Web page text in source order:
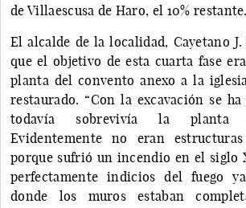
de Villaescusa de Haro, el 10% restante.
El alcalde de la localidad, Cayetano
que el objetivo de esta cuarta fase
planta del convento anexo a la
restaurado. “Con la excavación se
todavía sobrevivía la planta
Evidentemente no eran
porque sufrió un incendio en el siglo
perfectamente indicios del fuego
donde los muros estaban